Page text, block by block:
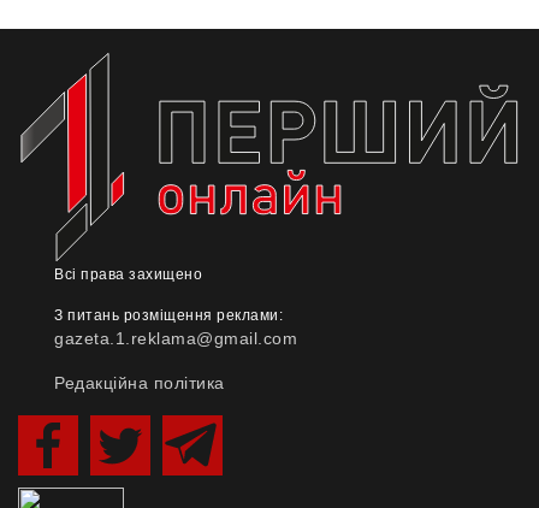
Всі права захищено
З питань розміщення реклами:
gazeta.1.reklama@gmail.com
Редакційна політика